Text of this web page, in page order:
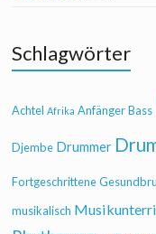
Schlagwörter
Achtel Afrika Anfänger Bass
Djembe Drummer
Fortgeschrittene
musikalisch